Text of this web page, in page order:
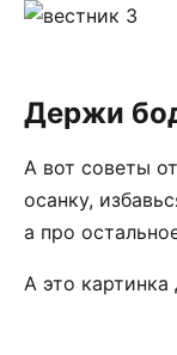
Держи
А вот советы
осанку,
а про
А это